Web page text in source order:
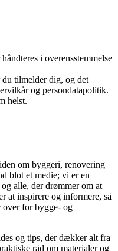
i overensstemmelse
tilmelder dig, og det
og persondatapolitik.
helst.
om byggeri, renovering
blot et medie; vi er en
alle, der drømmer om at
at inspirere og informere, så
over for bygge- og
og tips, der dækker alt fra
råd om materialer og